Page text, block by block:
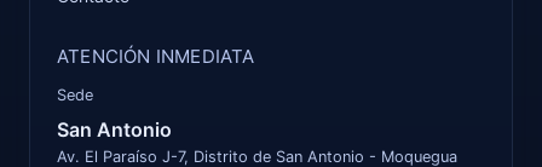
ATENCIÓN INMEDIATA
Sede
San Antonio
Av. El Paraíso J-7, Distrito de San Antonio - Moquegua